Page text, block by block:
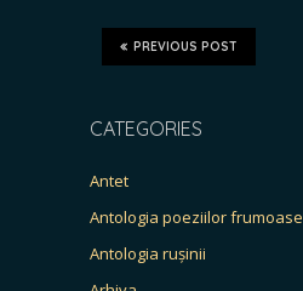
PREVIOUS POST
CATEGORIES
Antet
Antologia poeziilor frumoase
Antologia rușinii